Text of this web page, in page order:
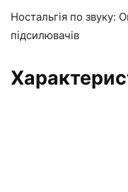
Ностальгія по звуку:
підсилювачів